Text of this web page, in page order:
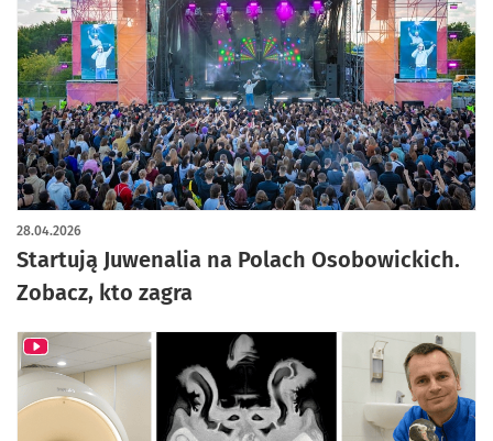
Startują Juwenalia na Polach Osobowickich.
Zobacz, kto zagra
28.04.2026